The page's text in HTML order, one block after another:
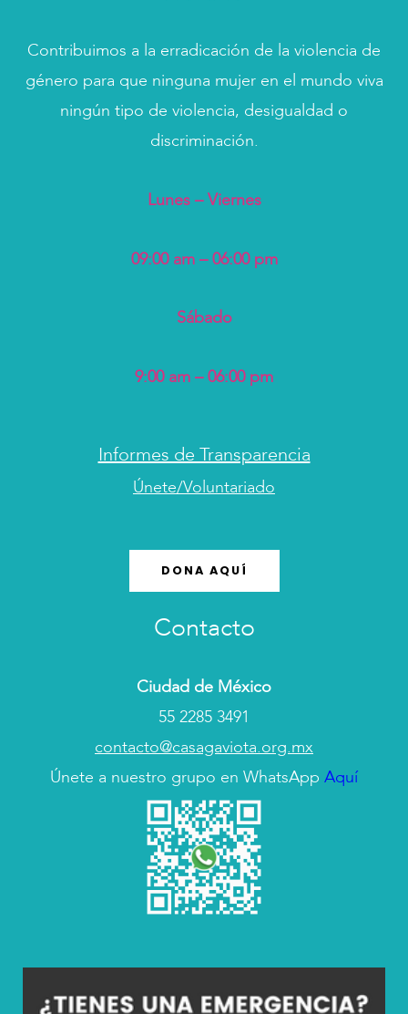
Contribuimos a la erradicación de la violencia de
género para que ninguna mujer en el mundo viva
ningún tipo de violencia, desigualdad o
discriminación.
Lunes – Viernes
09:00 am – 06:00 pm
Sábado
9:00 am – 06:00 pm
Informes de Transparencia
Únete/Voluntariado
DONA AQUÍ
Contacto
Ciudad de México
55 2285 3491
contacto@casagaviota.org.mx
Únete a nuestro grupo en WhatsApp Aquí